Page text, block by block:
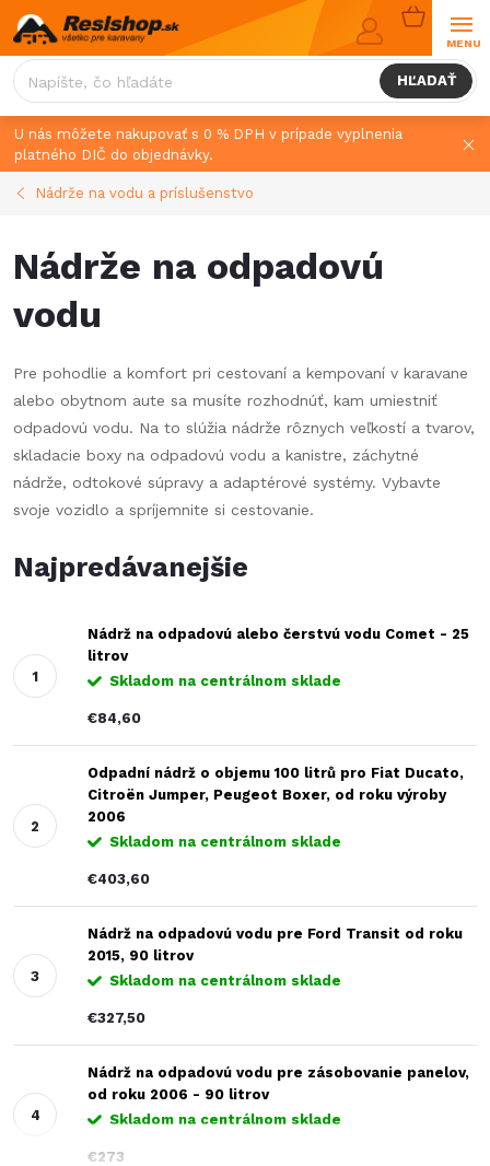
Prejsť
na
obsah
HĽADAŤ
KOŠÍK
U nás môžete nakupovať s 0 % DPH v prípade vyplnenia
platného DIČ do objednávky.
Nádrže na vodu a príslušenstvo
Nádrže na odpadovú
vodu
Pre pohodlie a komfort pri cestovaní a kempovaní v karavane
alebo obytnom aute sa musíte rozhodnúť, kam umiestniť
odpadovú vodu. Na to slúžia nádrže rôznych veľkostí a tvarov,
skladacie boxy na odpadovú vodu a kanistre, záchytné
nádrže, odtokové súpravy a adaptérové systémy. Vybavte
svoje vozidlo a spríjemnite si cestovanie.
Najpredávanejšie
Nádrž na odpadovú alebo čerstvú vodu Comet - 25
litrov
Skladom na centrálnom sklade
€84,60
Odpadní nádrž o objemu 100 litrů pro Fiat Ducato,
Citroën Jumper, Peugeot Boxer, od roku výroby
2006
Skladom na centrálnom sklade
€403,60
Nádrž na odpadovú vodu pre Ford Transit od roku
2015, 90 litrov
Skladom na centrálnom sklade
€327,50
Nádrž na odpadovú vodu pre zásobovanie panelov,
od roku 2006 - 90 litrov
Skladom na centrálnom sklade
€273